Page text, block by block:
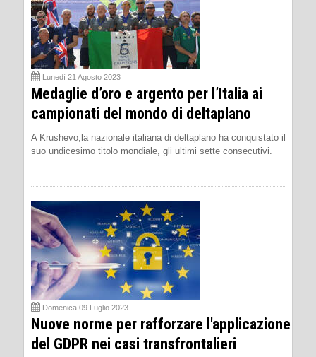
Lunedì 21 Agosto 2023
Medaglie d’oro e argento per l’Italia ai
campionati del mondo di deltaplano
A Krushevo,la nazionale italiana di deltaplano ha conquistato il
suo undicesimo titolo mondiale, gli ultimi sette consecutivi.
Domenica 09 Luglio 2023
Nuove norme per rafforzare l'applicazione
del GDPR nei casi transfrontalieri